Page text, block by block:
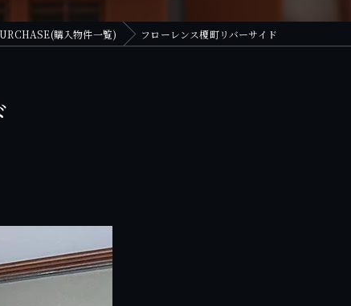
購入物件一覧) フローレンス榎町リバーサイド